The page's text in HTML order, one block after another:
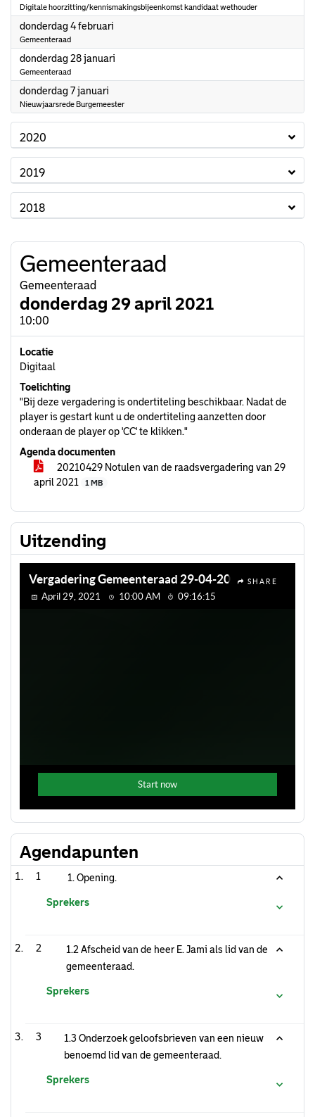
Digitale hoorzitting/kennismakingsbijeenkomst kandidaat wethouder
donderdag 4 februari
Gemeenteraad
donderdag 28 januari
Gemeenteraad
donderdag 7 januari
Nieuwjaarsrede Burgemeester
2020
2019
2018
Gemeenteraad
Gemeenteraad
donderdag 29 april 2021
10:00
Locatie
Digitaal
Toelichting
"Bij deze vergadering is ondertiteling beschikbaar. Nadat de
player is gestart kunt u de ondertiteling aanzetten door
onderaan de player op 'CC' te klikken."
Agenda documenten
20210429 Notulen van de raadsvergadering van 29
april 2021
1 MB
Uitzending
Agendapunten
1 1. Opening.
Sprekers
2
1.2 Afscheid van de heer E. Jami als lid van de
gemeenteraad.
Sprekers
3
1.3 Onderzoek geloofsbrieven van een nieuw
benoemd lid van de gemeenteraad.
Sprekers